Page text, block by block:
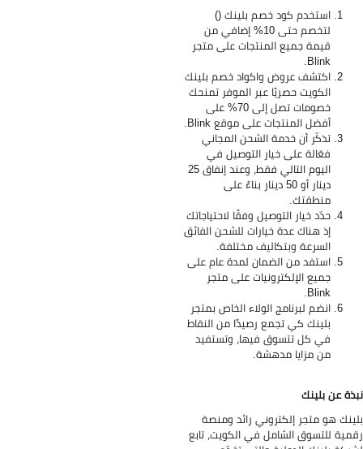
استخدم كود خصم بلينك ()
لتخصم حتى 10% إضافي من
قيمة جميع المنتجات على متجر
Blink.
اكتشف عروض واكواد خصم بلينك
الكويت حصريًا عبر الموفر تمنحك
خصومات تصل إلى 70% على
أفضل المنتجات على موقع Blink.
تذكّر أن خدمة الشحن المجاني
فعّالة على خيار التوصيل في
اليوم التالي فقط، وعند إنفاق 25
دينار أو 50 دينار بناءً على
منطقتك.
حدّد خيار التوصيل وفقًا لاحتياجاتك
إذ هناك عدة خيارات للشحن الفائق
السرعة وبتكاليف مختلفة.
استفد من الضمان لمدة عام على
جميع الإلكترونيات على متجر
Blink.
انضم لبرنامج الولاء الخاص بمتجر
بلينك كي تجمع رصيدًا من النقاط
في كل تتسوق فيها، وتستفيد
من مزايا مدهشة.
عن بلينك
هو متجر إلكتروني رائد ومنصة
للتسوق الشامل في الكويت، تابع